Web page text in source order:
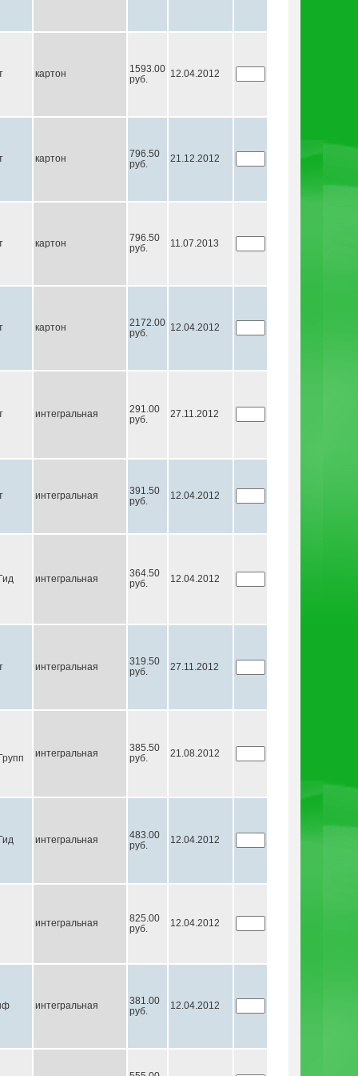
картон
1593.00
руб.
12.04.2012
картон
796.50
руб.
21.12.2012
картон
796.50
руб.
11.07.2013
картон
2172.00
руб.
12.04.2012
интегральная
291.00
руб.
27.11.2012
интегральная
391.50
руб.
12.04.2012
интегральная
364.50
руб.
12.04.2012
интегральная
319.50
руб.
27.11.2012
интегральная
385.50
руб.
21.08.2012
интегральная
483.00
руб.
12.04.2012
интегральная
825.00
руб.
12.04.2012
интегральная
381.00
руб.
12.04.2012